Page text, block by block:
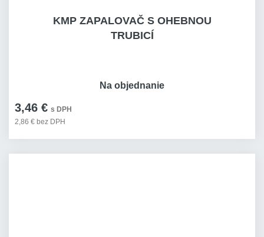
KMP ZAPALOVAČ S OHEBNOU
TRUBICÍ
3,46 € s DPH
2,86 € bez DPH
Na objednanie